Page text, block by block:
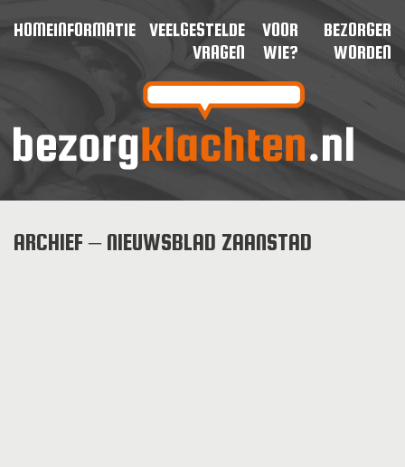
HOMEINFORMATIE
VEELGESTELDE
VRAGEN
VOOR
WIE?
BEZORGER
WORDEN
ARCHIEF – NIEUWSBLAD ZAANSTAD